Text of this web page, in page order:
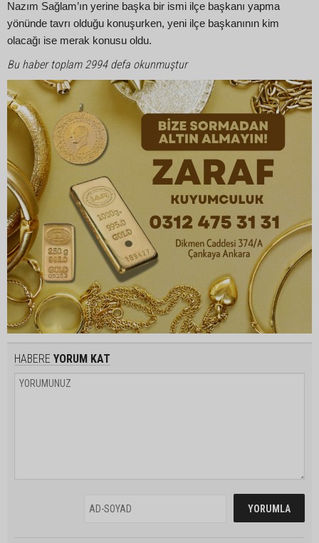
Nazım Sağlam’ın yerine başka bir ismi ilçe başkanı yapma
yönünde tavrı olduğu konuşurken, yeni ilçe başkanının kim
olacağı ise merak konusu oldu.
Bu haber toplam 2994 defa okunmuştur
HABERE YORUM KAT